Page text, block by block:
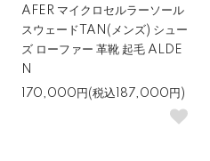
AFER マイクロセルラーソール
スウェードTAN(メンズ) シュー
ズ ローファー 革靴 起毛 ALDE
N
170,000円(税込187,000円)